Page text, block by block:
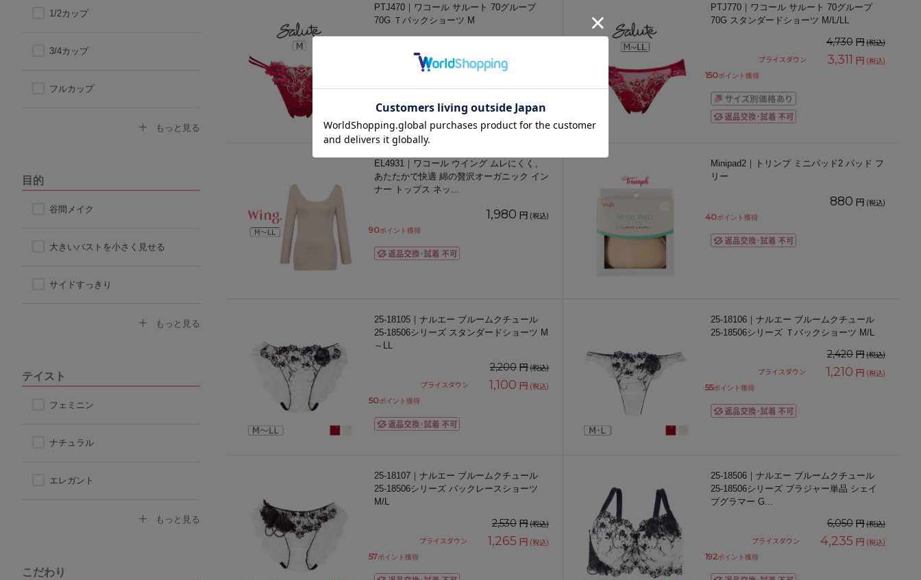
1/2カップ
3/4カップ
フルカップ
4/5カップ
もっと見る
目的
谷間メイク
大きいバストを小さく見せる
サイドすっきり
もっと見る
テイスト
フェミニン
ナチュラル
エレガント
もっと見る
こだわり
PTJ470｜ワコール サルート 70グループ
70G Ｔバックショーツ M
プライスダウン
3,465
PTJ770｜ワコール サルート 70グループ
70G スタンダードショーツ M/L/LL
4,730 円(税込)
プライスダウン
3,311 円 (税込)
150ポイント獲得
EL4931｜ワコール ウイング ムレにくく、
あたたかで快適 綿の贅沢オーガニック イン
ナー トップス ネッ ...
1,980 円 (税込)
90ポイント獲得
Minipad2｜トリンプ ミニパッド2 パッド フ
リー
880 円 (税込)
40ポイント獲得
25-18105｜ナルエー ブルームクチュール
25-18506シリーズ スタンダードショーツ M
～LL
2,200 円(税込)
プライスダウン
1,100 円 (税込)
50ポイント獲得
25-18106｜ナルエー ブルームクチュール
25-18506シリーズ Ｔバックショーツ M/L
2,420 円(税込)
プライスダウン
1,210 円 (税込)
55ポイント獲得
25-18107｜ナルエー ブルームクチュール
25-18506シリーズ バックレースショーツ
M/L
2,530 円(税込)
プライスダウン
1,265 円 (税込)
57ポイント獲得
25-18506｜ナルエー ブルームクチュール
25-18506シリーズ ブラジャー単品 シェイ
プグラマー G...
6,050 円(税込)
プライスダウン
4,235 円 (税込)
192ポイント獲得